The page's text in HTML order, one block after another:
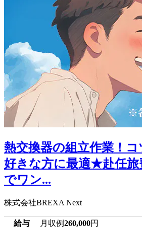
熱交換器の組立作業！
好きな方に最適★赴任旅
でワン...
株式会社BREXA Next
給与 月収例260,000円